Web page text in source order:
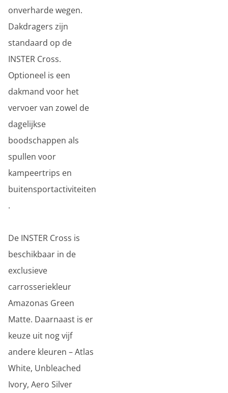
onverharde wegen.
Dakdragers zijn
standaard op de
INSTER Cross.
Optioneel is een
dakmand voor het
vervoer van zowel de
dagelijkse
boodschappen als
spullen voor
kampeertrips en
buitensportactiviteiten
.
De INSTER Cross is
beschikbaar in de
exclusieve
carrosseriekleur
Amazonas Green
Matte. Daarnaast is er
keuze uit nog vijf
andere kleuren – Atlas
White, Unbleached
Ivory, Aero Silver